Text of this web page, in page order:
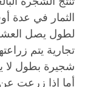
الثمار في عدة
لطول يصل
تجارية يتم
شجيرة بطول لا
أما إذا زرعت